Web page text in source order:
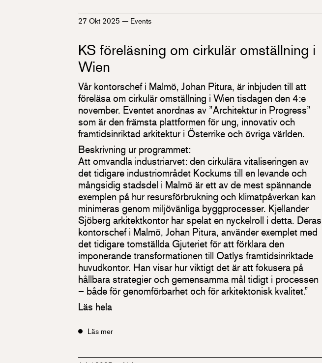
27 Okt 2025— Events
KS föreläsning om cirkulär omställning i
Wien
Vår kontorschef i Malmö, Johan Pitura, är inbjuden till att
föreläsa om cirkulär omställning i Wien tisdagen den 4:e
november. Eventet anordnas av ”Architektur in Progress”
som är den främsta plattformen för ung, innovativ och
framtidsinriktad arkitektur i Österrike och övriga världen.
Beskrivning ur programmet:
Att omvandla industriarvet: den cirkulära vitaliseringen av
det tidigare industriområdet Kockums till en levande och
mångsidig stadsdel i Malmö är ett av de mest spännande
exemplen på hur resursförbrukning och klimatpåverkan kan
minimeras genom miljövänliga byggprocesser. Kjellander
Sjöberg arkitektkontor har spelat en nyckelroll i detta. Deras
kontorschef i Malmö, Johan Pitura, använder exemplet med
det tidigare tomställda Gjuteriet för att förklara den
imponerande transformationen till Oatlys framtidsinriktade
huvudkontor. Han visar hur viktigt det är att fokusera på
hållbara strategier och gemensamma mål tidigt i processen
– både för genomförbarhet och för arkitektonisk kvalitet.”
Läs hela
Läs mer